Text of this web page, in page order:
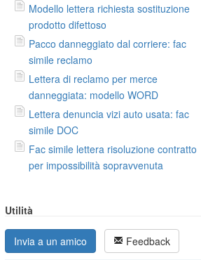
Modello lettera richiesta sostituzione
prodotto difettoso
Pacco danneggiato dal corriere: fac
simile reclamo
Lettera di reclamo per merce
danneggiata: modello WORD
Lettera denuncia vizi auto usata: fac
simile DOC
Fac simile lettera risoluzione contratto
per impossibilità sopravvenuta
Utilità
Invia a un amico Feedback